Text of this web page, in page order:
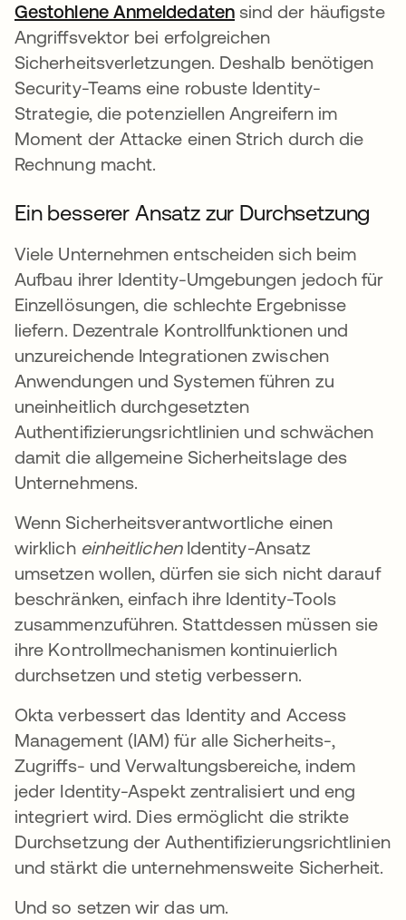
Gestohlene Anmeldedatenwird in einer neuen
sind der häufigste
Angriffsvektor bei erfolgreichen
Sicherheitsverletzungen. Deshalb benötigen
Security-Teams eine robuste Identity-
Strategie, die potenziellen Angreifern im
Moment der Attacke einen Strich durch die
Rechnung macht.
Ein besserer Ansatz zur Durchsetzung
Viele Unternehmen entscheiden sich beim
Aufbau ihrer Identity-Umgebungen jedoch für
Einzellösungen, die schlechte Ergebnisse
liefern. Dezentrale Kontrollfunktionen und
unzureichende Integrationen zwischen
Anwendungen und Systemen führen zu
uneinheitlich durchgesetzten
Authentifizierungsrichtlinien und schwächen
damit die allgemeine Sicherheitslage des
Unternehmens.
Wenn Sicherheitsverantwortliche einen
wirklich einheitlichenIdentity-Ansatz
umsetzen wollen, dürfen sie sich nicht darauf
beschränken, einfach ihre Identity-Tools
zusammenzuführen. Stattdessen müssen sie
ihre Kontrollmechanismen kontinuierlich
durchsetzen und stetig verbessern.
Okta verbessert das Identity and Access
Management (IAM) für alle Sicherheits-,
Zugriffs- und Verwaltungsbereiche, indem
jeder Identity-Aspekt zentralisiert und eng
integriert wird. Dies ermöglicht die strikte
Durchsetzung der Authentifizierungsrichtlinien
und stärkt die unternehmensweite Sicherheit.
Und so setzen wir das um.